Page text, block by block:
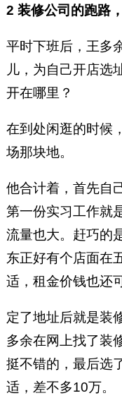
2 装修公司的跑路
平时下班后，王多
儿，为自己开店选
开在哪里？
在到处闲逛的时候
场那块地。
他合计着，首先自
第一份实习工作就
流量也大。赶巧的
东正好有个店面在
适，租金价钱也还
定了地址后就是装
多余在网上找了装
挺不错的，最后选
适，差不多10万。